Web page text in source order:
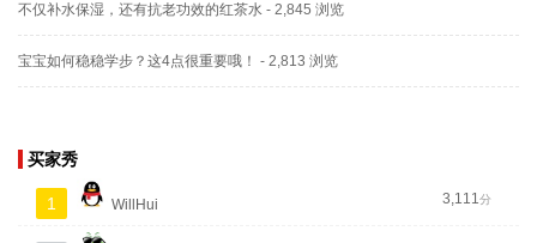
不仅补水保湿，还有抗老功效的红茶水 - 2,845 浏览
宝宝如何稳稳学步？这4点很重要哦！ - 2,813 浏览
买家秀
1 WillHui 3,111分